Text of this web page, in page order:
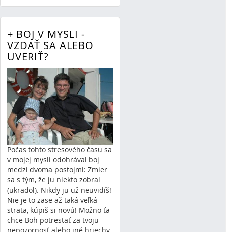
+ BOJ V MYSLI -
VZDAŤ SA ALEBO
UVERIŤ?
Počas tohto stresového času sa
v mojej mysli odohrával boj
medzi dvoma postojmi: Zmier
sa s tým, že ju niekto zobral
(ukradol). Nikdy ju už neuvidíš!
Nie je to zase až taká veľká
strata, kúpiš si novú! Možno ťa
chce Boh potrestať za tvoju